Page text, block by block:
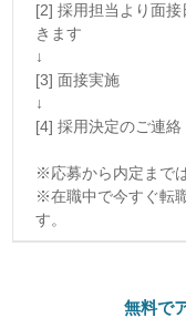
[2] 採用担当より面
きます
↓
[3] 面接実施
↓
[4] 採用決定のご連絡
※応募から内定まで
※在職中で今すぐ転
す。
無料で